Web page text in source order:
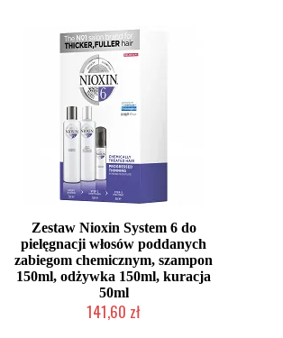
Zestaw Nioxin System 6 do
pielęgnacji włosów poddanych
zabiegom chemicznym, szampon
150ml, odżywka 150ml, kuracja
50ml
141,60 zł